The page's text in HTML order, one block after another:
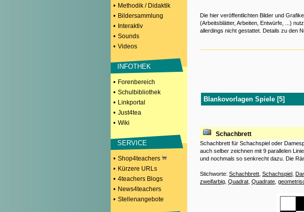
• Methodik / Didaktik
• Bildersammlung
• Interaktiv
• Sounds
• Videos
INFOTHEK
• Forenbereich
• Schulbibliothek
• Linkportal
• Just4tea
• Wiki
SERVICE
• Shop4teachers
• Kürzere URLs
• 4teachers Blogs
• News4teachers
• Stellenangebote
Die hier veröffentlichten Bilder und
(Arbeitsblätter, Arbeiten, Entwürfe, ...)
allerdings nicht gestattet. Details zu den
Blankovorlagen Spiele [5]
Schachbrett
Schachbrett für Schachspiel oder
auch selber zeichnen mit 9 parallelen
und nochmals so senkrecht dazu. Die
Stichworte: Schachbrett Schachspiel
zweifarbig Quadrat Quadrate